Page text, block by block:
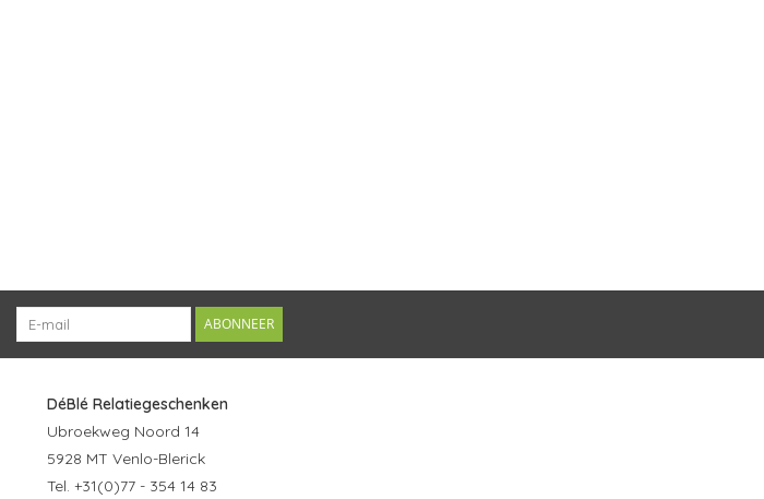
ABONNEER
DéBlé Relatiegeschenken
Ubroekweg Noord 14
5928 MT Venlo-Blerick
Tel. +31(0)77 - 354 14 83